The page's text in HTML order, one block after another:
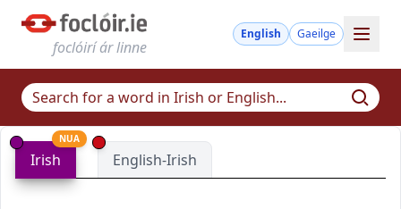
foclóirí ár linne
English Gaeilge
Irish
NUA
English-Irish